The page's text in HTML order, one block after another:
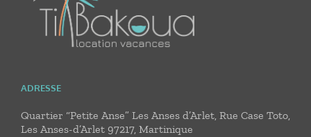
ADRESSE
Quartier “Petite Anse” Les Anses d’Arlet, Rue Case Toto,
Les Anses-d’Arlet 97217, Martinique